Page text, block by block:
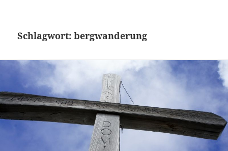
Schlagwort:bergwanderung